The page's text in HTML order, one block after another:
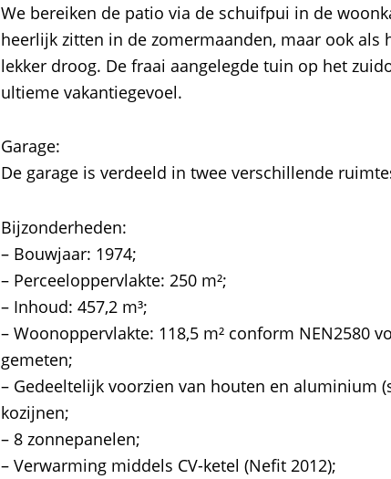
We bereiken de patio via de schuifpui in de
heerlijk zitten in de zomermaanden, maar ook als
lekker droog. De fraai aangelegde tuin op het
ultieme vakantiegevoel.
Garage:
De garage is verdeeld in twee verschillende
Bijzonderheden:
– Bouwjaar: 1974;
– Perceeloppervlakte: 250 m²;
– Inhoud: 457,2 m³;
– Woonoppervlakte: 118,5 m² conform NEN2580
gemeten;
– Gedeeltelijk voorzien van houten en aluminium
kozijnen;
– 8 zonnepanelen;
– Verwarming middels CV-ketel (Nefit 2012);